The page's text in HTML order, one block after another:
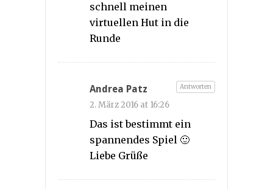
schnell meinen
virtuellen Hut in die
Runde
Andrea Patz
2. März 2016 at 16:26
Das ist bestimmt ein
spannendes Spiel 🙂
Liebe Grüße
Antworten